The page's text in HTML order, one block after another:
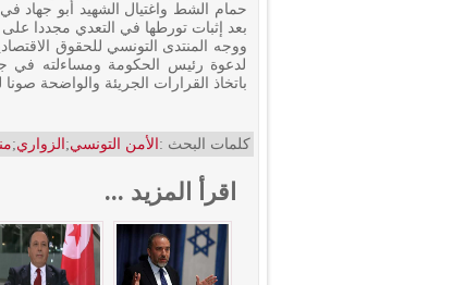
حمام الشط واغتيال الشهيد أبو جهاد
بعد إثبات تورطها في التعدي مجددا على
ووجه المنتدى التونسي للحقوق
لدعوة رئيس الحكومة ومساءلته في
باتخاذ القرارات الجريئة والواضحة
كلمات البحث : الأمن التونسي; الزواري;
اقرأ المزيد ...